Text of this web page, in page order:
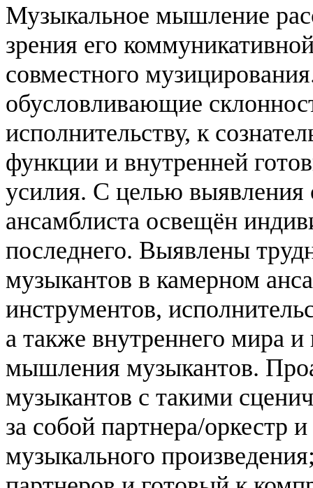
Музыкальное мышление
зрения его
совместного
обусловливающие
исполнительству, к
функции и внутренней
усилия. С целью
ансамблиста освещён
последнего. Выявлены
музыкантов в камерном
инструментов,
а также внутреннего мира
мышления музыкантов.
музыкантов с такими
за собой партнера/
музыкального